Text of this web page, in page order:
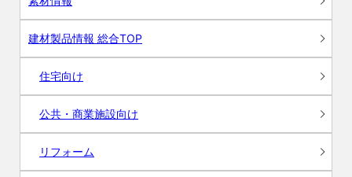
建材製品情報 総合TOP
住宅向け
公共・商業施設向け
リフォーム